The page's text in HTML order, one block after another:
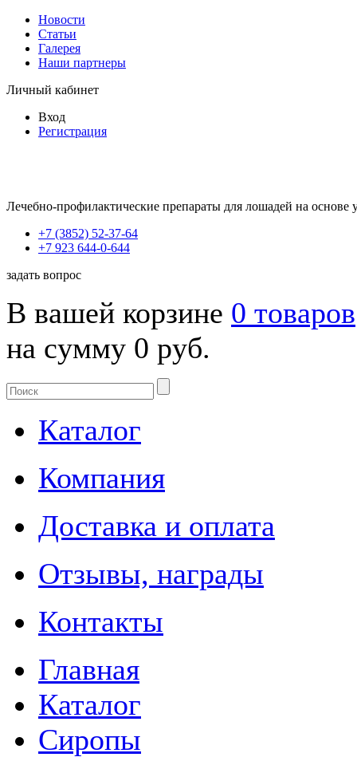
Новости
Статьи
Галерея
Наши партнеры
Личный кабинет
Вход
Регистрация
Лечебно-профилактические препараты для лошадей на
+7 (3852) 52-37-64
+7 923 644-0-644
задать вопрос
В вашей корзине 0 товаров
на сумму 0 руб.
Каталог
Компания
Доставка и оплата
Отзывы, награды
Контакты
Главная
Каталог
Сиропы